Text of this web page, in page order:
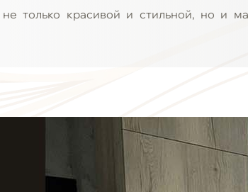
только красивой и стильной, но и